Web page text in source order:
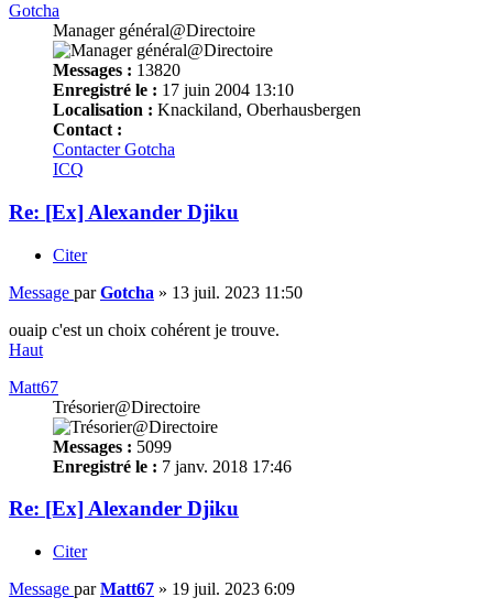
Gotcha
Manager général@Directoire
Messages : 13820
Enregistré le : 17 juin 2004 13:10
Localisation : Knackiland, Oberhausbergen
Contact :
Contacter Gotcha
ICQ
Re: [Ex] Alexander Djiku
Citer
Message parGotcha » 13 juil. 2023 11:50
ouaip c'est un choix cohérent je trouve.
Haut
Matt67
Trésorier@Directoire
Messages : 5099
Enregistré le : 7 janv. 2018 17:46
Re: [Ex] Alexander Djiku
Citer
Message parMatt67 » 19 juil. 2023 6:09